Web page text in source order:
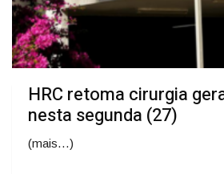
HRC retoma cirurgia
nesta segunda (27)
(mais…)